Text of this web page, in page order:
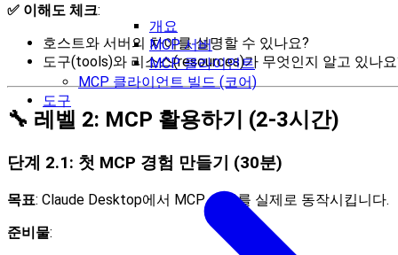
개요
MCP 서버
MCP 클라이언트
MCP 클라이언트 빌드 (코어)
도구
✅ 이해도 체크:
호스트와 서버의 차이를 설명할 수 있나요?
도구(tools)와 리소스(resources)가 무엇인지 알고 있나
🔧 레벨 2: MCP 활용하기 (2-3시간)
단계 2.1: 첫 MCP 경험 만들기 (30분)
목표: Claude Desktop에서 MCP 서버를 실제로 동작시킵니다.
준비물: